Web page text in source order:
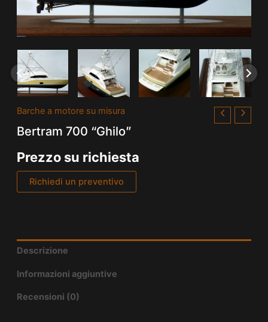
Barche a motore su misura
Bertram 700 “Ghilo”
Prezzo su richiesta
Richiedi un preventivo
Descrizione
Informazioni aggiuntive
Recensioni (0)